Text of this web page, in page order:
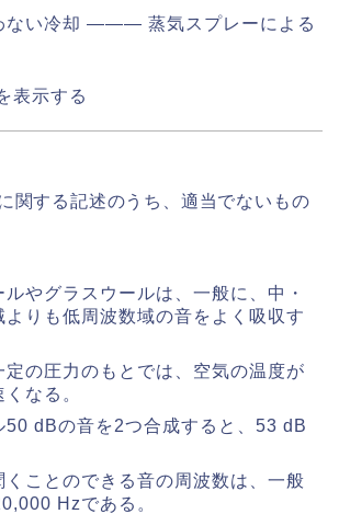
ない冷却 ――― 蒸気スプレーによる
表示する
関する記述のうち、適当でないもの
ルやグラスウールは、一般に、中・
よりも低周波数域の音をよく吸収す
定の圧力のもとでは、空気の温度が
なる。
50 dBの音を2つ合成すると、53 dB
くことのできる音の周波数は、一般
Hzである。